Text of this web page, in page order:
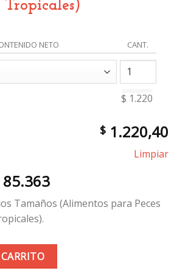
NETO CANT.
$ 1.220
$ 1.220,40
Limpiar
85.363Rango
de
precios:
$ 1.220
$ 85.363
Tamaños (Alimentos para Peces